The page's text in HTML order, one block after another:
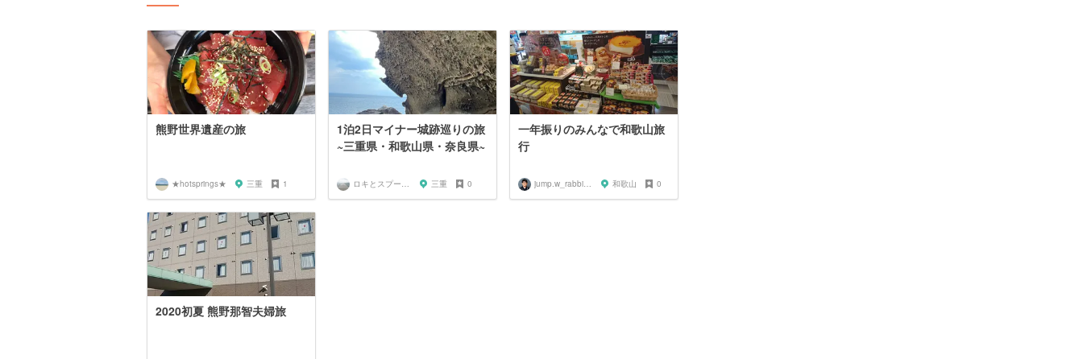
熊野世界遺産の旅
★hotsprings★ 三重 1
1泊2日マイナー城跡巡りの旅
~三重県・和歌山県・奈良県~
ロキとスプーン🥄 三重 0
一年振りのみんなで和歌山旅
行
jump.w_rabbitkun 和歌山 0
2020初夏 熊野那智夫婦旅